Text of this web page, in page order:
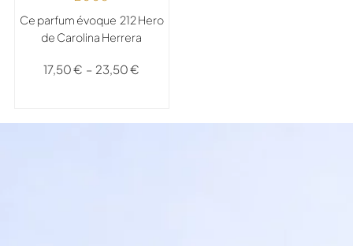
Ce parfum évoque 212 Hero
de Carolina Herrera
17,50€ – 23,50€